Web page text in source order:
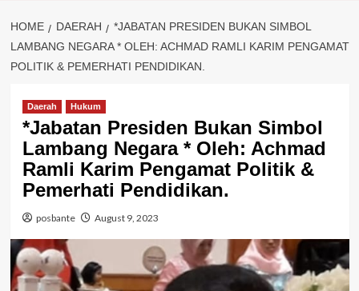
HOME DAERAH
*JABATAN PRESIDEN BUKAN SIMBOL
LAMBANG NEGARA * OLEH: ACHMAD RAMLI KARIM PENGAMAT
POLITIK & PEMERHATI PENDIDIKAN.
Daerah Hukum
*Jabatan Presiden Bukan Simbol
Lambang Negara * Oleh: Achmad
Ramli Karim Pengamat Politik &
Pemerhati Pendidikan.
posbante August 9, 2023